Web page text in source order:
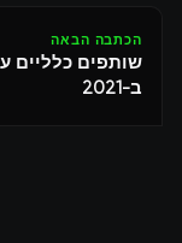
הכתבה הבאה
שותפים כלליים